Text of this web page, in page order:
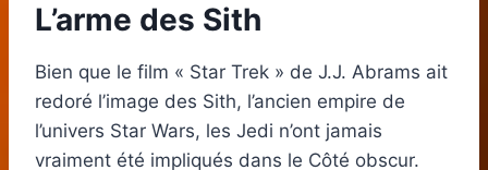
L’arme des Sith
Bien que le film « Star Trek » de J.J. Abrams ait
redoré l’image des Sith, l’ancien empire de
l’univers Star Wars, les Jedi n’ont jamais
vraiment été impliqués dans le Côté obscur.